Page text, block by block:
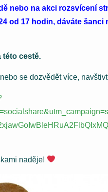
nebo na akci rozsvícení
od 17 hodin, dáváte šanci
této cestě.
se dozvědět více,
naděje!